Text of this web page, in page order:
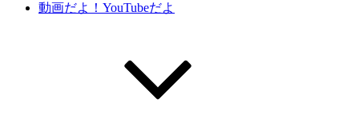
動画だよ！YouTubeだよ